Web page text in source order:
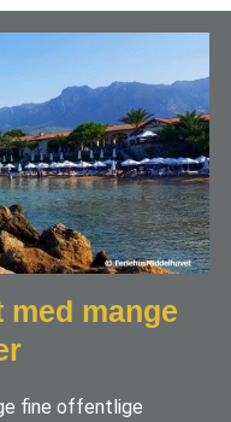
mange
fine offentlige